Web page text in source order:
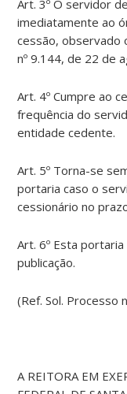
Art. 3º O servidor
imediatamente ao
cessão, observado
nº 9.144, de 22 de
Art. 4º Cumpre ao
frequência do
entidade cedente.
Art. 5º Torna-se
portaria caso o
cessionário no
Art. 6º Esta
publicação.
(Ref. Sol. Processo
A REITORA EM